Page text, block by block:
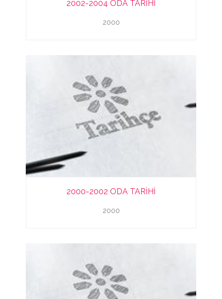
2002-2004 ODA TARİHİ
2000
2000-2002 ODA TARİHİ
2000